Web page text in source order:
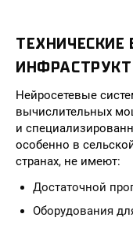
ТЕХНИЧЕСКИЕ
Нейросетевые
вычислительных
и
особенно в
странах, не имеют:
Достаточной
Оборудования